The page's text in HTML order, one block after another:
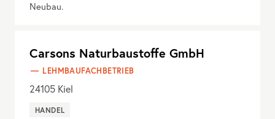
Neubau.
Carsons Naturbaustoffe GmbH
LEHMBAUFACHBETRIEB
24105 Kiel
HANDEL